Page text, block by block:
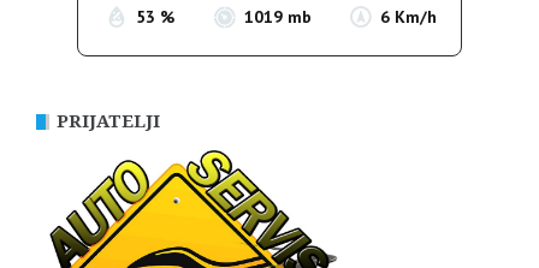
53 % 1019 mb 6 Km/h
PRIJATELJI